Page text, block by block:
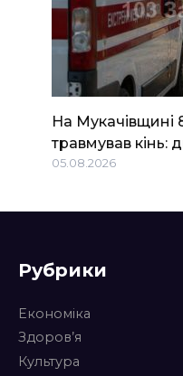
На Мукачівщині
травмував кінь:
05.08.2026
Рубрики
Економіка
Здоров’я
Культура